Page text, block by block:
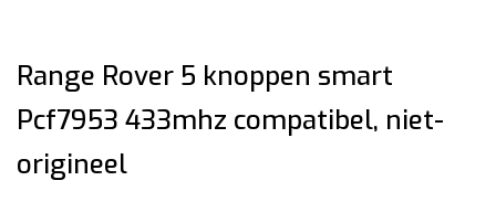
Range Rover 5 knoppen smart
Pcf7953 433mhz compatibel, niet-
origineel